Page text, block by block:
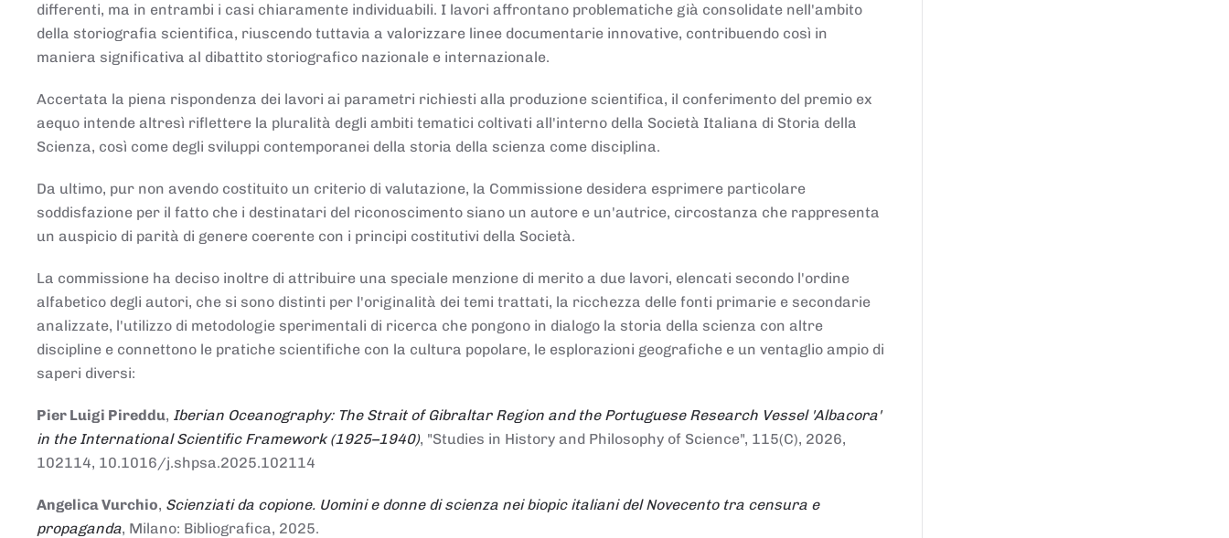
differenti, ma in entrambi i casi chiaramente individuabili. I lavori affrontano problematiche già consolidate nell'ambito
della storiografia scientifica, riuscendo tuttavia a valorizzare linee documentarie innovative, contribuendo così in
maniera significativa al dibattito storiografico nazionale e internazionale.
Accertata la piena rispondenza dei lavori ai parametri richiesti alla produzione scientifica, il conferimento del premio ex
aequo intende altresì riflettere la pluralità degli ambiti tematici coltivati all'interno della Società Italiana di Storia della
Scienza, così come degli sviluppi contemporanei della storia della scienza come disciplina.
Da ultimo, pur non avendo costituito un criterio di valutazione, la Commissione desidera esprimere particolare
soddisfazione per il fatto che i destinatari del riconoscimento siano un autore e un'autrice, circostanza che rappresenta
un auspicio di parità di genere coerente con i principi costitutivi della Società.
La commissione ha deciso inoltre di attribuire una speciale menzione di merito a due lavori, elencati secondo l'ordine
alfabetico degli autori, che si sono distinti per l'originalità dei temi trattati, la ricchezza delle fonti primarie e secondarie
analizzate, l'utilizzo di metodologie sperimentali di ricerca che pongono in dialogo la storia della scienza con altre
discipline e connettono le pratiche scientifiche con la cultura popolare, le esplorazioni geografiche e un ventaglio ampio di
saperi diversi:
Pier Luigi Pireddu, Iberian Oceanography: The Strait of Gibraltar Region and the Portuguese Research Vessel 'Albacora'
in the International Scientific Framework (1925–1940), "Studies in History and Philosophy of Science", 115(C), 2026,
102114, 10.1016/j.shpsa.2025.102114
Angelica Vurchio, Scienziati da copione. Uomini e donne di scienza nei biopic italiani del Novecento tra censura e
propaganda, Milano: Bibliografica, 2025.